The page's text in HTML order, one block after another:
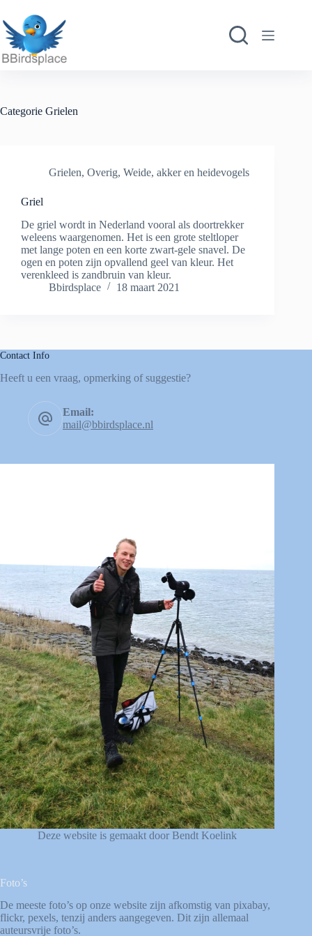
naar
de
inhoud
Categorie Grielen
Grielen, Overig, Weide, akker en heidevogels
Griel
De griel wordt in Nederland vooral als doortrekker
weleens waargenomen. Het is een grote steltloper
met lange poten en een korte zwart-gele snavel. De
ogen en poten zijn opvallend geel van kleur. Het
verenkleed is zandbruin van kleur.
Bbirdsplace
18 maart 2021
Contact Info
Heeft u een vraag, opmerking of suggestie?
Email:
mail@bbirdsplace.nl
Deze website is gemaakt door Bendt Koelink
Foto’s
De meeste foto’s op onze website zijn afkomstig van pixabay,
flickr, pexels, tenzij anders aangegeven. Dit zijn allemaal
auteursvrije foto’s.